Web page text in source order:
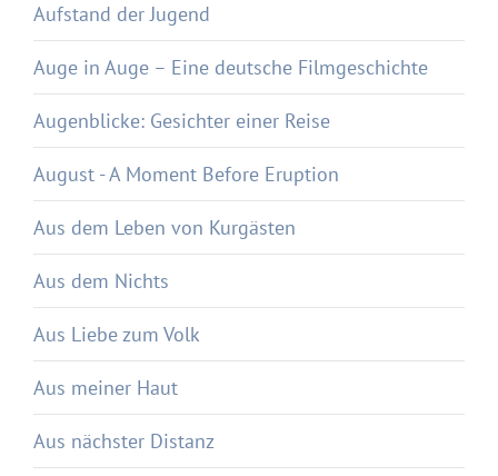
Aufstand der Jugend
Auge in Auge – Eine deutsche Filmgeschichte
Augenblicke: Gesichter einer Reise
August - A Moment Before Eruption
Aus dem Leben von Kurgästen
Aus dem Nichts
Aus Liebe zum Volk
Aus meiner Haut
Aus nächster Distanz